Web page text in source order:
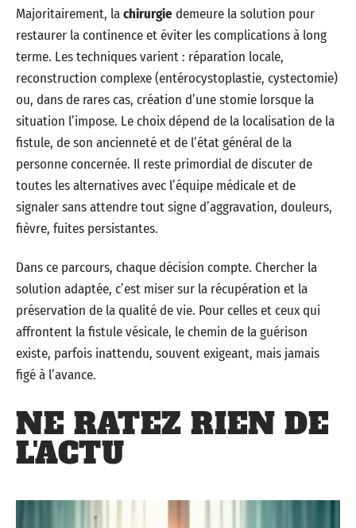
Majoritairement, lachirurgiedemeure la solution pour
restaurer la continence et éviter les complications à long
terme. Les techniques varient : réparation locale,
reconstruction complexe (entérocystoplastie, cystectomie)
ou, dans de rares cas, création d’une stomie lorsque la
situation l’impose. Le choix dépend de la localisation de la
fistule, de son ancienneté et de l’état général de la
personne concernée. Il reste primordial de discuter de
toutes les alternatives avec l’équipe médicale et de
signaler sans attendre tout signe d’aggravation, douleurs,
fièvre, fuites persistantes.
Dans ce parcours, chaque décision compte. Chercher la
solution adaptée, c’est miser sur la récupération et la
préservation de la qualité de vie. Pour celles et ceux qui
affrontent la fistule vésicale, le chemin de la guérison
existe, parfois inattendu, souvent exigeant, mais jamais
figé à l’avance.
NE RATEZ RIEN DE
L'ACTU